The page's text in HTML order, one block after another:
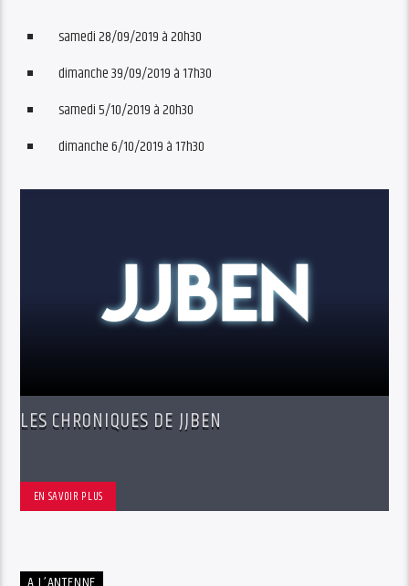
samedi 28/09/2019 à 20h30
dimanche 39/09/2019 à 17h30
samedi 5/10/2019 à 20h30
dimanche 6/10/2019 à 17h30
LES CHRONIQUES DE JJBEN
EN SAVOIR PLUS